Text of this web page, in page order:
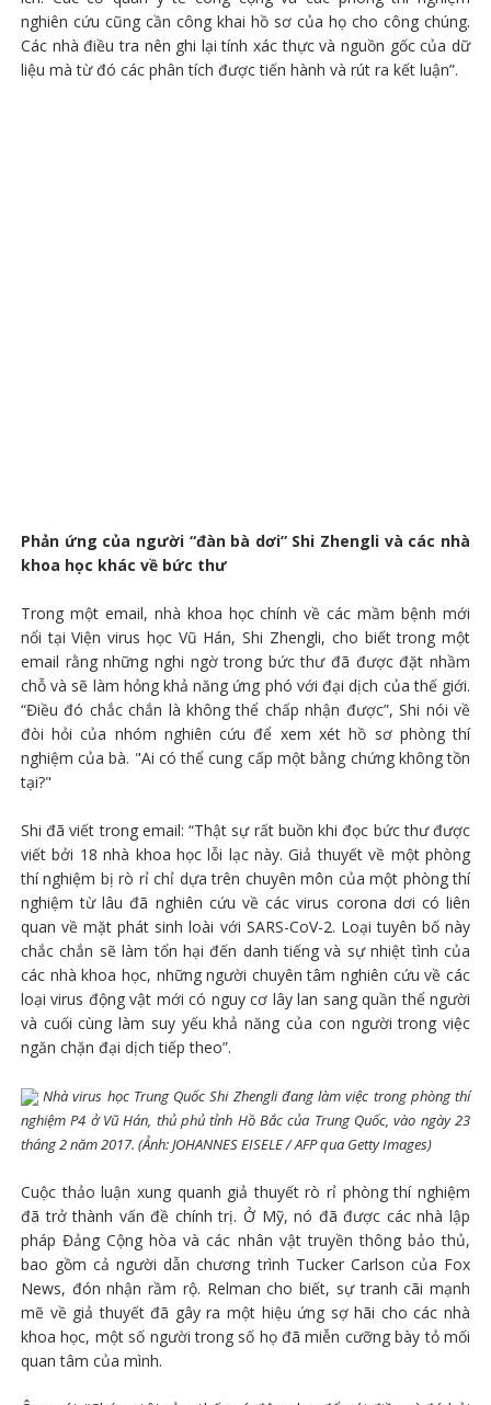
nghiên cứu cũng cần công khai hồ sơ của họ cho công chúng.
Các nhà điều tra nên ghi lại tính xác thực và nguồn gốc của dữ
liệu mà từ đó các phân tích được tiến hành và rút ra kết luận”.
Phản ứng của người “đàn bà dơi” Shi Zhengli và các nhà
khoa học khác về bức thư
Trong một email, nhà khoa học chính về các mầm bệnh mới
nổi tại Viện virus học Vũ Hán, Shi Zhengli, cho biết trong một
email rằng những nghi ngờ trong bức thư đã được đặt nhầm
chỗ và sẽ làm hỏng khả năng ứng phó với đại dịch của thế giới.
“Điều đó chắc chắn là không thể chấp nhận được”, Shi nói về
đòi hỏi của nhóm nghiên cứu để xem xét hồ sơ phòng thí
nghiệm của bà. "Ai có thể cung cấp một bằng chứng không tồn
tại?"
Shi đã viết trong email: “Thật sự rất buồn khi đọc bức thư được
viết bởi 18 nhà khoa học lỗi lạc này. Giả thuyết về một phòng
thí nghiệm bị rò rỉ chỉ dựa trên chuyên môn của một phòng thí
nghiệm từ lâu đã nghiên cứu về các virus corona dơi có liên
quan về mặt phát sinh loài với SARS-CoV-2. Loại tuyên bố này
chắc chắn sẽ làm tổn hại đến danh tiếng và sự nhiệt tình của
các nhà khoa học, những người chuyên tâm nghiên cứu về các
loại virus động vật mới có nguy cơ lây lan sang quần thể người
và cuối cùng làm suy yếu khả năng của con người trong việc
ngăn chặn đại dịch tiếp theo”.
Nhà virus học Trung Quốc Shi Zhengli đang làm việc trong phòng thí
nghiệm P4 ở Vũ Hán, thủ phủ tỉnh Hồ Bắc của Trung Quốc, vào ngày 23
tháng 2 năm 2017. (Ảnh: JOHANNES EISELE / AFP qua Getty Images)
Cuộc thảo luận xung quanh giả thuyết rò rỉ phòng thí nghiệm
đã trở thành vấn đề chính trị. Ở Mỹ, nó đã được các nhà lập
pháp Đảng Cộng hòa và các nhân vật truyền thông bảo thủ,
bao gồm cả người dẫn chương trình Tucker Carlson của Fox
News, đón nhận rầm rộ. Relman cho biết, sự tranh cãi mạnh
mẽ về giả thuyết đã gây ra một hiệu ứng sợ hãi cho các nhà
khoa học, một số người trong số họ đã miễn cưỡng bày tỏ mối
quan tâm của mình.